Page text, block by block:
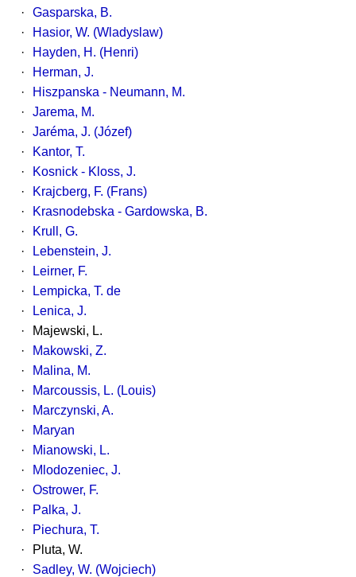
·
Gasparska, B.
·
Hasior, W. (Wladyslaw)
·
Hayden, H. (Henri)
·
Herman, J.
·
Hiszpanska - Neumann, M.
·
Jarema, M.
·
Jaréma, J. (Józef)
·
Kantor, T.
·
Kosnick - Kloss, J.
·
Krajcberg, F. (Frans)
·
Krasnodebska - Gardowska, B.
·
Krull, G.
·
Lebenstein, J.
·
Leirner, F.
·
Lempicka, T. de
·
Lenica, J.
·
Majewski, L.
·
Makowski, Z.
·
Malina, M.
·
Marcoussis, L. (Louis)
·
Marczynski, A.
·
Maryan
·
Mianowski, L.
·
Mlodozeniec, J.
·
Ostrower, F.
·
Palka, J.
·
Piechura, T.
·
Pluta, W.
·
Sadley, W. (Wojciech)